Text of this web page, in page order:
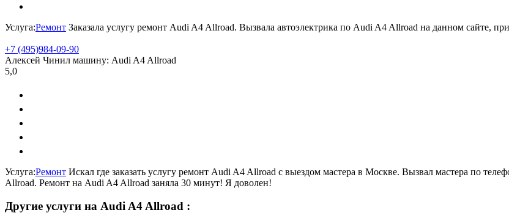
Услуга:Ремонт Заказала услугу ремонт Audi A4 Allroad. Вызвала автоэлектрика по Audi A4 Allroad на данном сайте,
+7 (495)984-09-90
Алексей Чинил машину: Audi A4 Allroad
5,0
Услуга:Ремонт Искал где заказать услугу ремонт Audi A4 Allroad с выездом мастера в Москве. Вызвал мастера по
Allroad. Ремонт на Audi A4 Allroad заняла 30 минут! Я доволен!
Другие услуги на Audi A4 Allroad :